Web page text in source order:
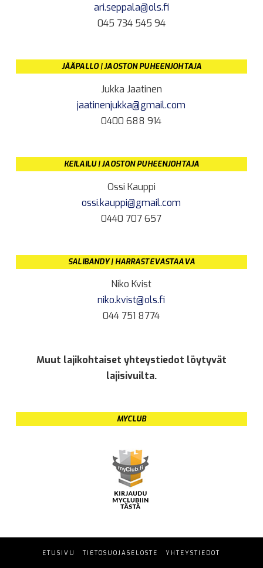
ari.seppala@ols.fi
045 734 545 94
JÄÄPALLO | JAOSTON PUHEENJOHTAJA
Jukka Jaatinen
jaatinenjukka@gmail.com
0400 688 914
KEILAILU | JAOSTON PUHEENJOHTAJA
Ossi Kauppi
ossi.kauppi@gmail.com
0440 707 657
SALIBANDY | HARRASTEVASTAAVA
Niko Kvist
niko.kvist@ols.fi
044 751 8774
Muut lajikohtaiset yhteystiedot löytyvät
lajisivuilta.
MYCLUB
ETUSIVU TIETOSUOJASELOSTE YHTEYSTIEDOT